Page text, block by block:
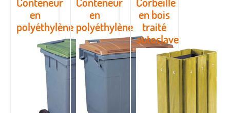
en
polyéthylène
en
polyéthylène
en bois
traité
autoclave